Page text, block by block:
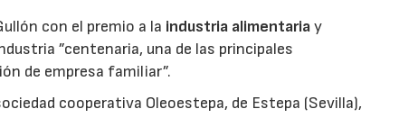
con el premio a la industria alimentariay
”centenaria, una de las principales
de empresa familiar”.
cooperativa Oleoestepa, de Estepa (Sevilla),